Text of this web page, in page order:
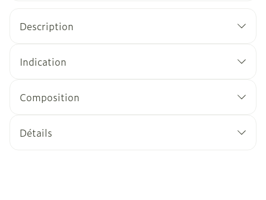
Description
Indication
Composition
Détails